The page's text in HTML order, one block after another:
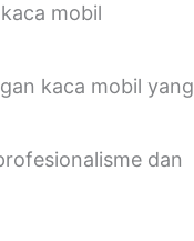
mobil
kaca mobil yang
dan